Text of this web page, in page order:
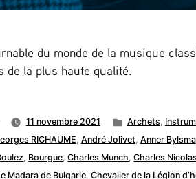
du monde de la musique
de la plus haute qualité.
11 novembre 2021
Publié
dans
Archets,
RICHAUME, André Jolivet, Anner Bylsma
, Bourgue,Charles Munch,Charles
Madara de Bulgarie,Chevalier de la Légion